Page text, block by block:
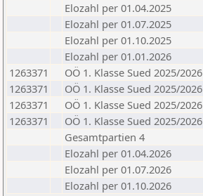
Elozahl per 01.04.2025
Elozahl per 01.07.2025
Elozahl per 01.10.2025
Elozahl per 01.01.2026
1263371
OÖ 1. Klasse Sued 2025/2026
1263371
OÖ 1. Klasse Sued 2025/2026
1263371
OÖ 1. Klasse Sued 2025/2026
1263371
OÖ 1. Klasse Sued 2025/2026
Gesamtpartien 4
Elozahl per 01.04.2026
Elozahl per 01.07.2026
Elozahl per 01.10.2026